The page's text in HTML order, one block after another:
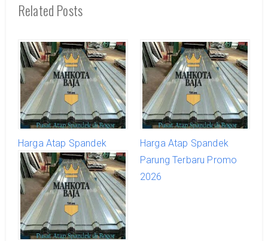
Related Posts
Harga Atap Spandek
Ciomas Terbaru Promo
2026
Harga Atap Spandek
Parung Terbaru Promo
2026